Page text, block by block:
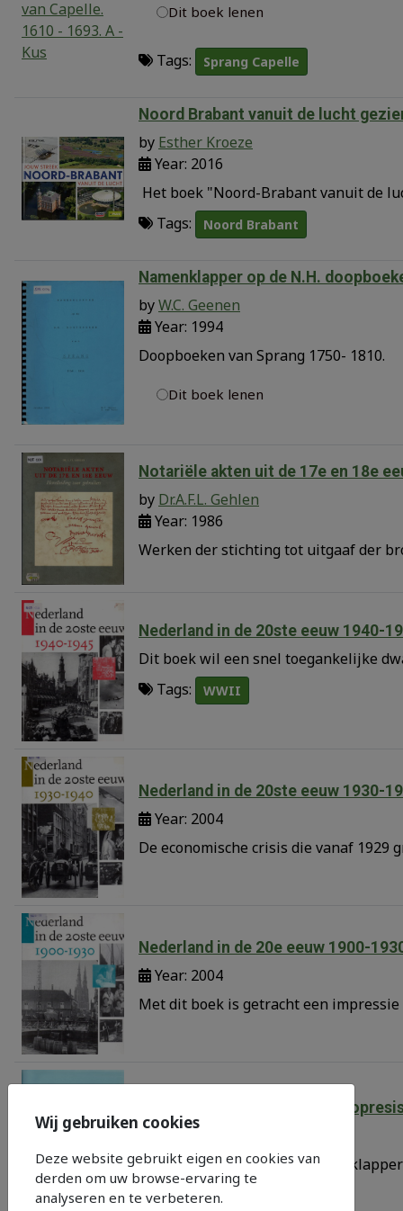
Dit boek lenen
Tags: Sprang Capelle
Noord Brabant vanuit de lucht
by Esther Kroeze
Year: 2016
Het boek "Noord-Brabant vanuit de
Tags:
Noord Brabant
Namenklapper op de N.H.
byW.C. Geenen
Year: 1994
Doopboeken van Sprang 1750- 1810.
Dit boek lenen
Notariële akten uit de 17e en 18e
by Dr.A.F.L. Gehlen
Year: 1986
Werken der stichting tot uitgaaf der
Nederland in de 20ste eeuw 1940-
Dit boek wil een snel toegankelijke
Tags:
WWII
Nederland in de 20ste eeuw 1930-
Year: 2004
De economische crisis die vanaf 1929
Nederland in de 20e eeuw 1900-
Year: 2004
Met dit boek is getracht een
Namenklapper op het N.H.
Fonetisch - alfabetische
Wij gebruiken cookies
Deze website gebruikt eigen en cookies van
derden om uw browse-ervaring te
analyseren en te verbeteren.